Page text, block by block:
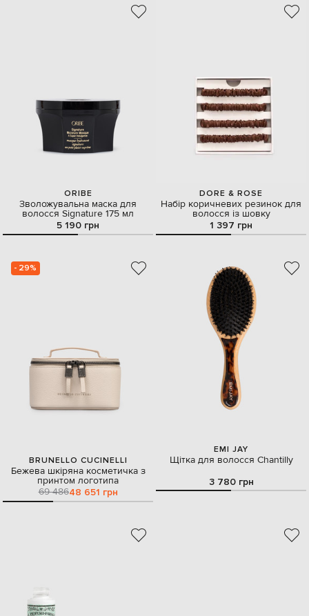
ORIBE
Зволожувальна маска для
волосся Signature 175 мл
5 190 грн
DORE & ROSE
Набір коричневих резинок для
волосся із шовку
1 397 грн
- 29%
BRUNELLO CUCINELLI
Бежева шкіряна косметичка з
принтом логотипа
69 48648 651 грн
EMI JAY
Щітка для волосся Chantilly
3 780 грн